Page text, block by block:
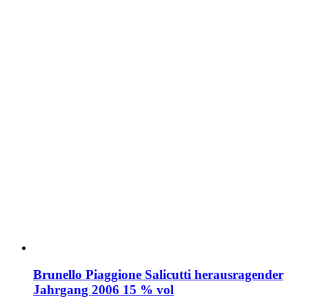
Brunello Piaggione Salicutti herausragender
Jahrgang 2006 15 % vol